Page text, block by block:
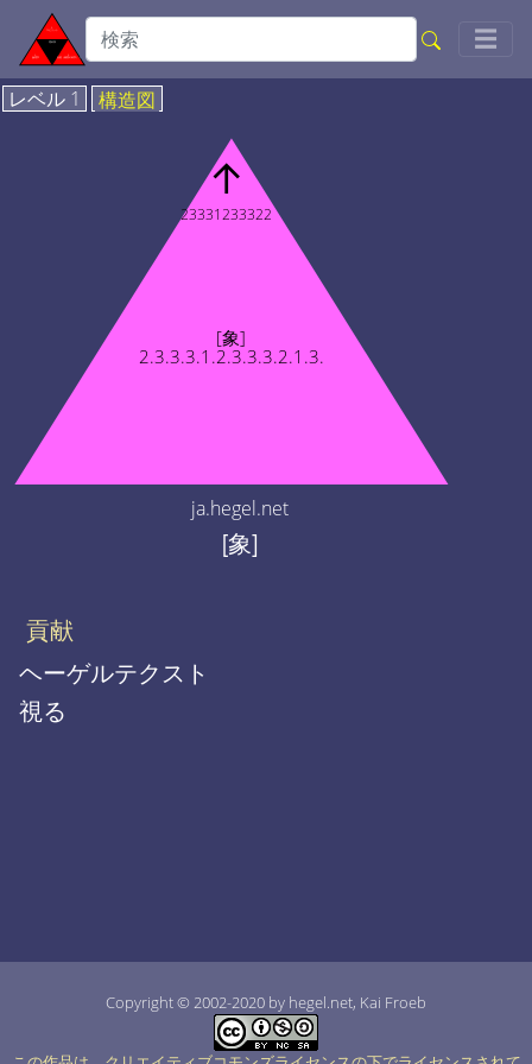
☰
レベル 1 構造図
[象]
2.3.3.3.1.2.3.3.3.2.1.3.
↑
23331233322
ja.hegel.net
[象]
貢献
ヘーゲルテクスト
視る
Copyright © 2002-2020 by hegel.net, Kai Froeb